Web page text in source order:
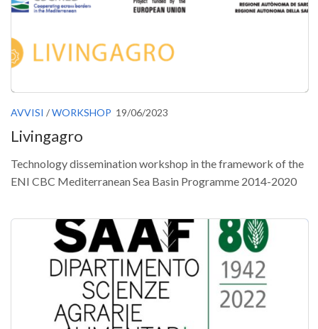
SISEF Notebook (Rassegna Stampa)
SISEF@Facebook
@ForestTweeting
SISEF Publishing
Credits
AVVISI /WORKSHOP 19/06/2023
Livingagro
Technology dissemination workshop in the framework of the
ENI CBC Mediterranean Sea Basin Programme 2014-2020